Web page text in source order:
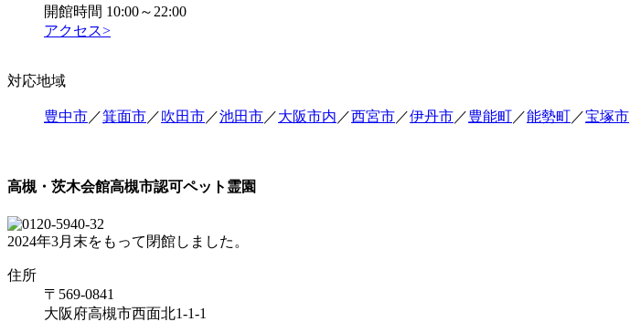
開館時間 10:00～22:00
アクセス>
対応地域
豊中市／箕面市／吹田市／池田市／大阪市内 ／西宮市／伊丹市／豊能町／能勢町／宝塚市
高槻・茨木会館高槻市認可ペット霊園
2024年3月末をもって閉館しました。
住所
〒569-0841
大阪府高槻市西面北1-1-1